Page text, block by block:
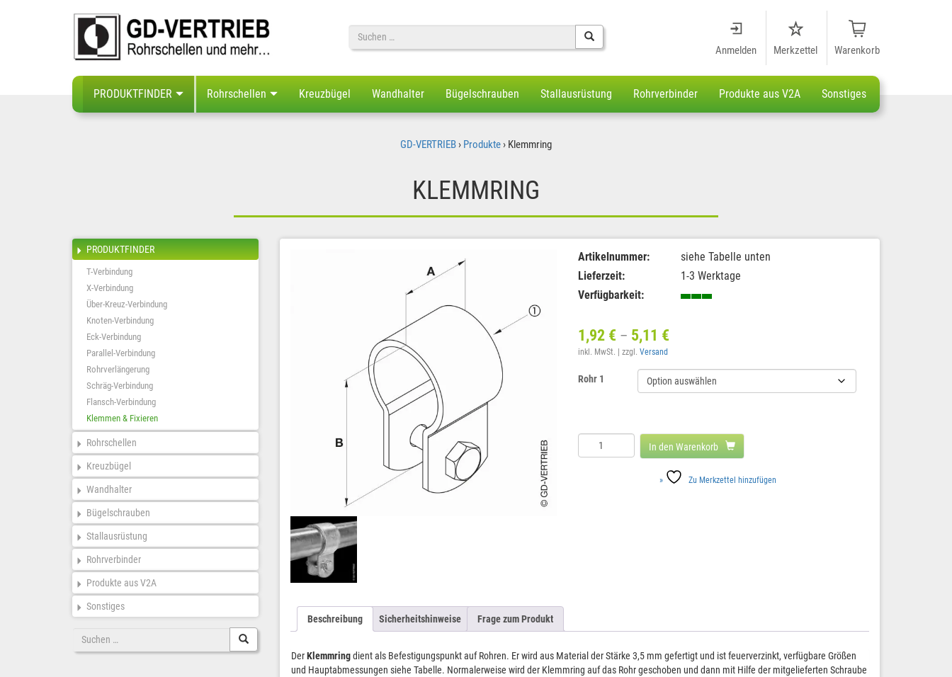
Suche
Anmelden Merkzettel Warenkorb
PRODUKTFINDER Rohrschellen Kreuzbügel Wandhalter Bügelschrauben Stallausrüstung Rohrverbinder Produkte aus V2A Sonstiges
GD-VERTRIEB › Produkte › Klemmring
KLEMMRING
PRODUKTFINDER
T-Verbindung
X-Verbindung
Über-Kreuz-Verbindung
Knoten-Verbindung
Eck-Verbindung
Parallel-Verbindung
Rohrverlängerung
Schräg-Verbindung
Flansch-Verbindung
Klemmen & Fixieren
Rohrschellen
Kreuzbügel
Wandhalter
Bügelschrauben
Stallausrüstung
Rohrverbinder
Produkte aus V2A
Sonstiges
Suche
Artikelnummer:
siehe Tabelle unten
Lieferzeit:
1-3 Werktage
Verfügbarkeit:
1,92 € – 5,11 €
inkl. MwSt. zzgl.Versand
Rohr 1
Klemmring
Menge
In den Warenkorb
Zu Merkzettel hinzufügen
Beschreibung Sicherheitshinweise Frage zum Produkt
DerKlemmringdient als Befestigungspunkt auf Rohren. Er wird aus Material der Stärke 3,5 mm gefertigt und ist feuerverzinkt, verfügbare Größen
und Hauptabmessungen siehe Tabelle. Normalerweise wird der Klemmring auf das Rohr geschoben und dann mit Hilfe der mitgelieferten Schraube